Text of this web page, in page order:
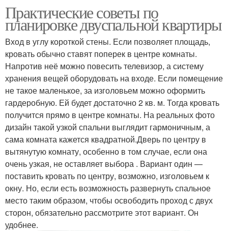
Практические советы по
планировке двуспальной квартиры
Вход в углу короткой стены. Если позволяет площадь,
кровать обычно ставят поперек в центре комнаты.
Напротив неё можно повесить телевизор, а систему
хранения вещей оборудовать на входе. Если помещение
не такое маленькое, за изголовьем можно оформить
гардеробную. Ей будет достаточно 2 кв. м. Тогда кровать
получится прямо в центре комнаты. На реальных фото
дизайн такой узкой спальни выглядит гармоничным, а
сама комната кажется квадратной.Дверь по центру в
вытянутую комнату, особенно в том случае, если она
очень узкая, не оставляет выбора . Вариант один —
поставить кровать по центру, возможно, изголовьем к
окну. Но, если есть возможность развернуть спальное
место таким образом, чтобы освободить проход с двух
сторон, обязательно рассмотрите этот вариант. Он
удобнее.